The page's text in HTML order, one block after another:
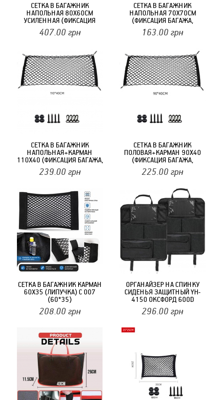
СЕТКА В БАГАЖНИК
НАПОЛЬНАЯ 80Х60СМ
УСИЛЕННАЯ (ФИКСАЦИЯ
БАГАЖА, КРЮЧКИ) ELEGANT
100674
407.00 грн
СЕТКА В БАГАЖНИК
НАПОЛЬНАЯ 70Х70СМ
(ФИКСАЦИЯ БАГАЖА,
КРЮЧКИ) С 004 (70*70)
163.00 грн
СЕТКА В БАГАЖНИК
НАПОЛЬНАЯ+КАРМАН
110Х40 (ФИКСАЦИЯ БАГАЖА,
КРЮЧКИ) С 003 (110*40)
239.00 грн
СЕТКА В БАГАЖНИК
ПОЛОВАЯ+КАРМАН 90Х40
(ФИКСАЦИЯ БАГАЖА,
КРЮЧКИ) С 003 (90*40)
225.00 грн
СЕТКА В БАГАЖНИК КАРМАН
60Х35 (ЛИПУЧКА) С 007
(60*35)
208.00 грн
ОРГАНАЙЗЕР НА СПИНКУ
СИДЕНЬЯ ЗАЩИТНЫЙ YH-
4150 ОКСФОРД 600D
СОТЫ.АНТИПОРЕЗ
296.00 грн